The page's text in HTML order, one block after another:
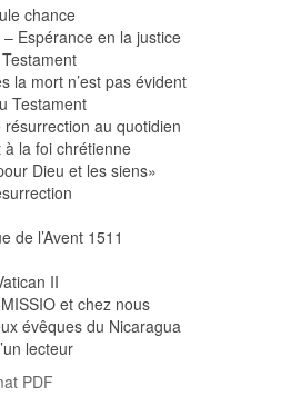
chance
Espérance en la justice
la mort n’est pas évident
Testament
au quotidien
la foi chrétienne
Dieu et les siens»
de l’Avent 1511
II
et chez nous
évêques du Nicaragua
lecteur
PDF